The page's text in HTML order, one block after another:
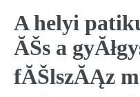
A helyi
ĂŠs a
fĂŠlszĂĄz